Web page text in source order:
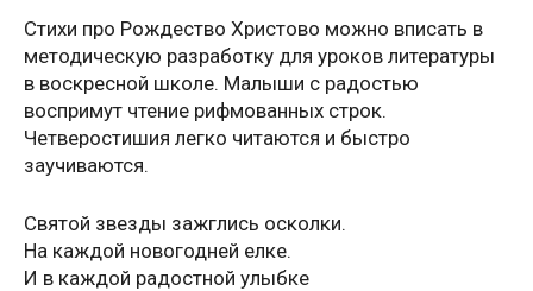
Стихи про Рождество Христово можно вписать в
методическую разработку для уроков литературы
в воскресной школе. Малыши с радостью
воспримут чтение рифмованных строк.
Четверостишия легко читаются и быстро
заучиваются.
Святой звезды зажглись осколки.
На каждой новогодней елке.
И в каждой радостной улыбке